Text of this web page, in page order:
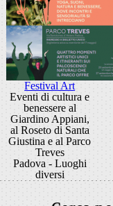
Festival Art
Eventi di cultura e
benessere al
Giardino Appiani,
al Roseto di Santa
Giustina e al Parco
Treves
Padova - Luoghi
diversi